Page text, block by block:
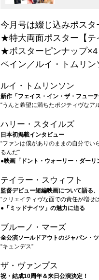
今月号は綴じ込みポス
★特大両面ポスター【テ
★ポスターピンナップ×4
ペイン／ルイ・トムリン
ルイ・トムリンソン
新作「フェイス・イン・ザ・フュー
“うんと希望に満ちたポジティヴなア
ハリー・スタイルズ
日本初掲載インタビュー
“ファンは僕がありのままの自分で
るんだ”
●映画「ドント・ウォーリー・ダー
テイラー・スウィフト
監督デビュー短編映画について語る
“クリエイティヴな面での責任が増せ
●「ミッドナイツ」の魅力に迫る
ブルーノ・マーズ
全公演ソールドアウトのジャパン・
“キュンデス”
ザ・ヴァンプス
祝・結成10周年＆来日公演決定！